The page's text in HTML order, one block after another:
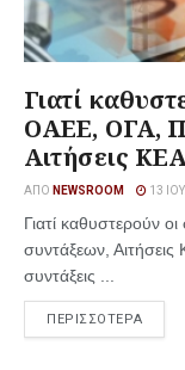
Γιατί
ΟΑΕΕ, ΟΓΑ,
Αιτήσεις
ΑΠΌ NEWSROOM 13
Γιατί καθυστερούν
συντάξεων,
συντάξεις ...
ΠΕΡΙΣΣΟΤΕΡΑ